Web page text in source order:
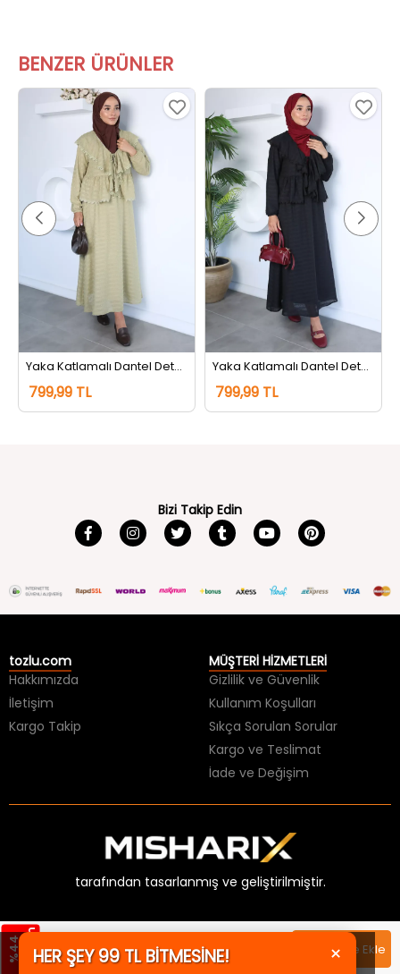
%
4
4
İ
n
d
i
r
im 1599,99 TL
899,99 TL
Sepete Ekle
BENZER ÜRÜNLER
Yaka Katlamalı Dantel Detaylı Bluz Etek Tesettür İkili Takım Haki
799,99 TL
Yaka Katlamalı Dantel Detaylı Bluz Etek Tesettür İkili Takım Siyah
799,99 TL
Bizi Takip Edin
tozlu.com
Hakkımızda
İletişim
Kargo Takip
MÜŞTERİ HİZMETLERİ
Gizlilik ve Güvenlik
Kullanım Koşulları
Sıkça Sorulan Sorular
Kargo ve Teslimat
İade ve Değişim
tarafından tasarlanmış ve geliştirilmiştir.
×
HER ŞEY 99 TL BİTMESİNE!